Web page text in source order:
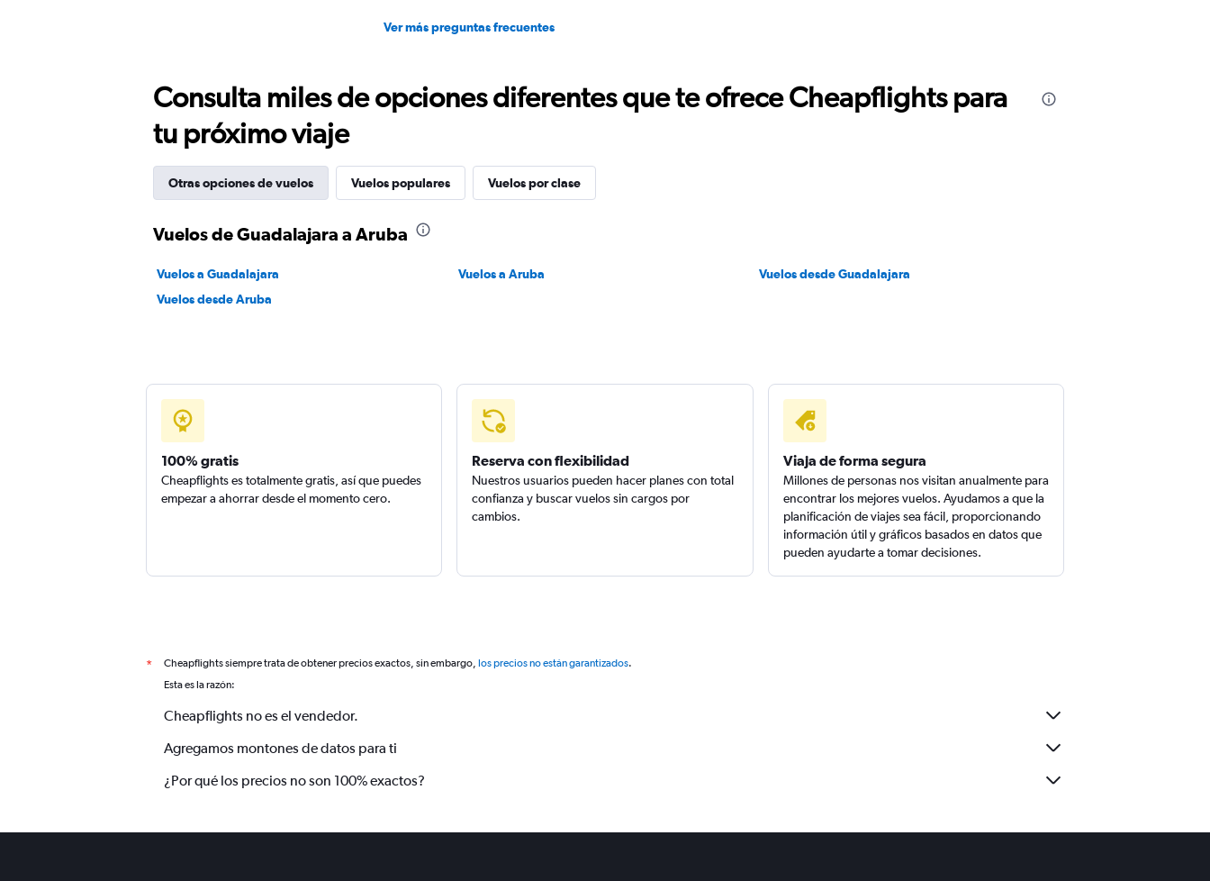
Ver más preguntas frecuentes
Consulta miles de opciones diferentes que te ofrece Cheapflights para
tu próximo viaje
Otras opciones de vuelos Vuelos populares Vuelos por clase
Vuelos de Guadalajara a Aruba
Vuelos a Guadalajara Vuelos a Aruba
Vuelos desde Guadalajara
Vuelos desde Aruba
100% gratis
Cheapflights es totalmente gratis, así que puedes
empezar a ahorrar desde el momento cero.
Reserva con flexibilidad
Nuestros usuarios pueden hacer planes con total
confianza y buscar vuelos sin cargos por
cambios.
Viaja de forma segura
Millones de personas nos visitan anualmente para
encontrar los mejores vuelos. Ayudamos a que la
planificación de viajes sea fácil, proporcionando
información útil y gráficos basados en datos que
pueden ayudarte a tomar decisiones.
* Cheapflights siempre trata de obtener precios exactos, sin embargo, los precios no están garantizados.
Esta es la razón:
Cheapflights no es el vendedor.
Agregamos montones de datos para ti
¿Por qué los precios no son 100% exactos?